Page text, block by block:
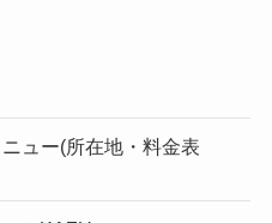
ュー(所在地・料金表